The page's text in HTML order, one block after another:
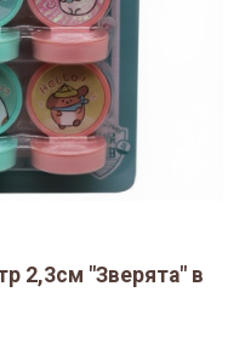
2,3см "Зверята" в